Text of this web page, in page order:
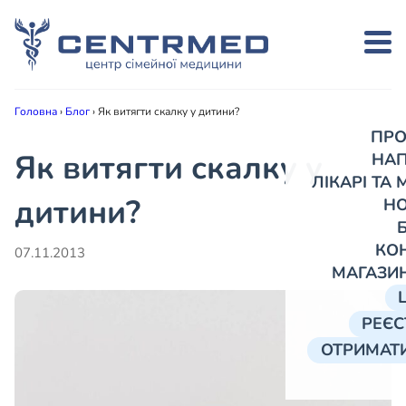
ЛІКАРІ
Головна› Блог›Як витягти скалку у дитини?
Як витягти скалку у
дитини?
07.11.2013